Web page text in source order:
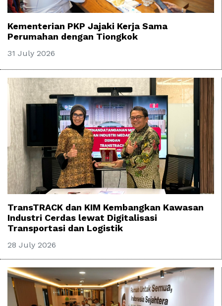
Kementerian PKP Jajaki Kerja Sama
Perumahan dengan Tiongkok
31 July 2026
TransTRACK dan KIM Kembangkan Kawasan
Industri Cerdas lewat Digitalisasi
Transportasi dan Logistik
28 July 2026